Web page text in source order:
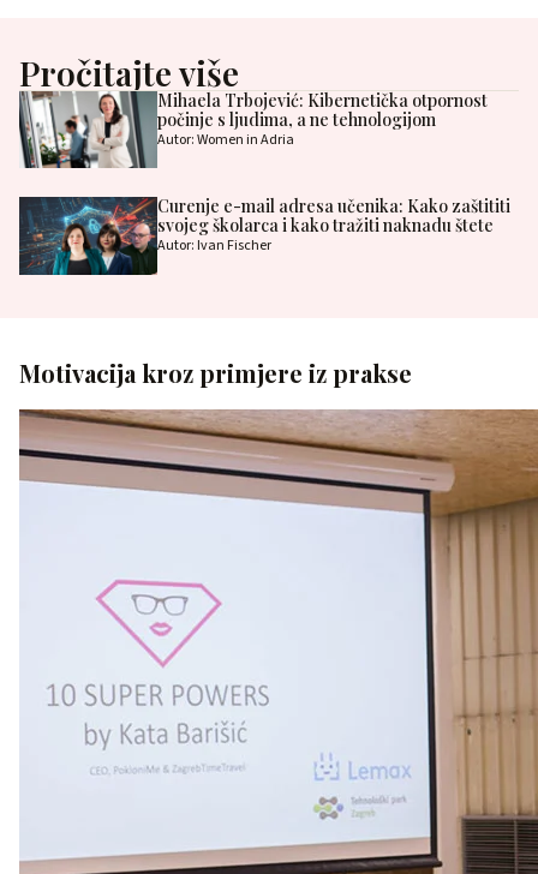
Pročitajte više
Mihaela Trbojević: Kibernetička otpornost
počinje s ljudima, a ne tehnologijom
Autor: Women in Adria
Curenje e-mail adresa učenika: Kako zaštititi
svojeg školarca i kako tražiti naknadu štete
Autor: Ivan Fischer
Motivacija kroz primjere iz prakse